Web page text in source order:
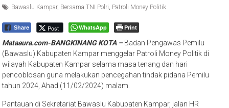
Bawaslu Kampar, Bersama TNI Polri Patroli Money Politik
Share Post WhatsApp Print
Mataaura.com-BANGKINANG KOTA –Badan Pengawas Pemilu
(Bawaslu) Kabupaten Kampar menggelar Patroli Money Politik di
wilayah Kabupaten Kampar selama masa tenang dan hari
pencoblosan guna melakukan pencegahan tindak pidana Pemilu
tahun 2024, Ahad (11/02/2024) malam.
Pantauan di Sekretariat Bawaslu Kabupaten Kampar, jalan HR